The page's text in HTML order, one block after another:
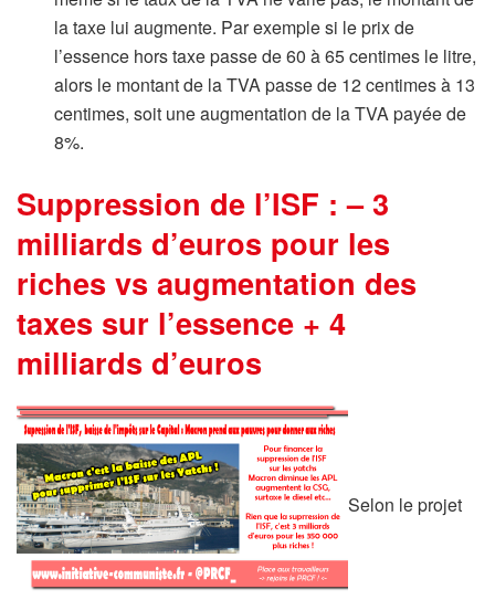
la taxe lui augmente. Par exemple si le prix de
l’essence hors taxe passe de 60 à 65 centimes le litre,
alors le montant de la TVA passe de 12 centimes à 13
centimes, soit une augmentation de la TVA payée de
8%.
Suppression de l’ISF : – 3
milliards d’euros pour les
riches vs augmentation des
taxes sur l’essence + 4
milliards d’euros
Selon le projet